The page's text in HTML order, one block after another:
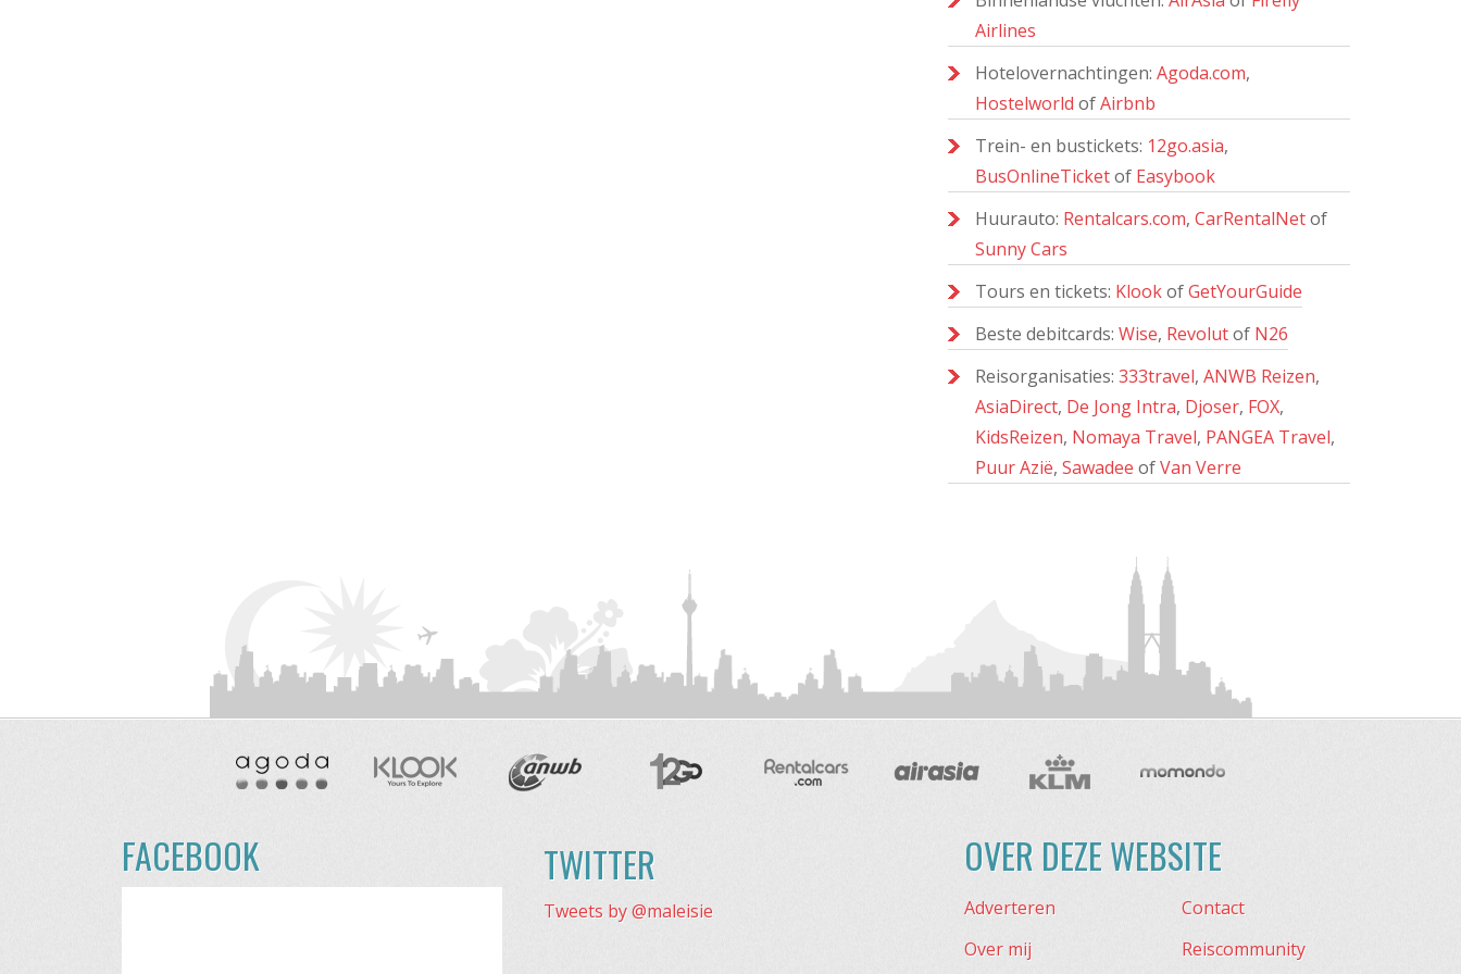
Airlines
Hotelovernachtingen: Agoda.com,
Hostelworld ofAirbnb
Trein- en bustickets: 12go.asia,
BusOnlineTicketof Easybook
Huurauto: Rentalcars.com, CarRentalNetof
Sunny Cars
Tours en tickets: KlookofGetYourGuide
Beste debitcards: Wise, Revolutof N26
Reisorganisaties: 333travel, ANWB Reizen,
AsiaDirect, De Jong Intra, Djoser, FOX,
KidsReizen, Nomaya Travel, PANGEA Travel,
Puur Azië, Sawadee ofVan Verre
FACEBOOK TWITTER
Tweets by @maleisie
OVER DEZE WEBSITE
Adverteren
Contact
Over mij
Reiscommunity